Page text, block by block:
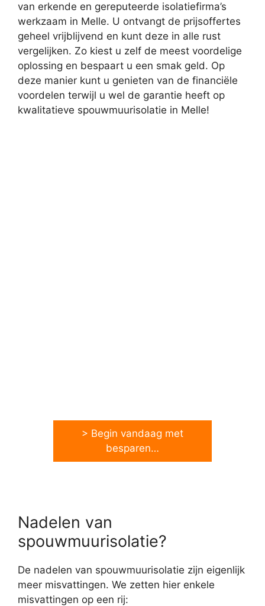
van erkende en gereputeerde isolatiefirma’s
werkzaam in Melle. U ontvangt de prijsoffertes
geheel vrijblijvend en kunt deze in alle rust
vergelijken. Zo kiest u zelf de meest voordelige
oplossing en bespaart u een smak geld. Op
deze manier kunt u genieten van de financiële
voordelen terwijl u wel de garantie heeft op
kwalitatieve spouwmuurisolatie in Melle!
> Begin vandaag met
besparen…
Nadelen van
spouwmuurisolatie?
De nadelen van spouwmuurisolatie zijn eigenlijk
meer misvattingen. We zetten hier enkele
misvattingen op een rij: